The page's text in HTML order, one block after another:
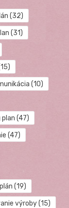
(32)
(31)
(10)
plan (47)
(47)
(19)
výroby(15)